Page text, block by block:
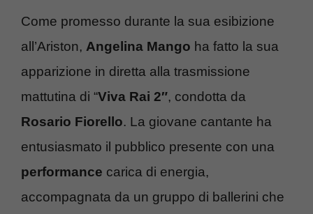
Come promesso durante la sua esibizione
all’Ariston, Angelina Mango ha fatto la sua
apparizione in diretta alla trasmissione
mattutina di “Viva Rai 2″, condotta da
Rosario Fiorello. La giovane cantante ha
entusiasmato il pubblico presente con una
performance carica di energia,
accompagnata da un gruppo di ballerini che